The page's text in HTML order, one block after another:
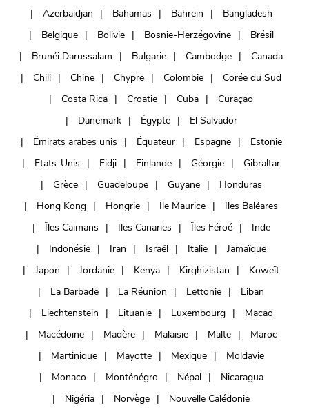
Azerbaïdjan
Bahamas Bahreïn
Bangladesh
Belgique
Bolivie Bosnie-Herzégovine
Brésil
Brunéi Darussalam
Bulgarie Cambodge
Canada
Chili
Chine Chypre Colombie
Corée du Sud
Costa Rica
Croatie Cuba
Curaçao
Danemark
Égypte
El Salvador
Émirats arabes unis
Équateur Espagne
Estonie
Etats-Unis
Fidji Finlande Géorgie
Gibraltar
Grèce
Guadeloupe Guyane
Honduras
Hong Kong
Hongrie Ile Maurice
Iles Baléares
Îles Caïmans
Iles Canaries Îles Féroé
Inde
Indonésie
Iran Israël Italie
Jamaïque
Japon
Jordanie Kenya Kirghizistan
Koweït
La Barbade
La Réunion Lettonie
Liban
Liechtenstein
Lituanie Luxembourg
Macao
Macédoine
Madère Malaisie Malte
Maroc
Martinique
Mayotte Mexique
Moldavie
Monaco
Monténégro Népal
Nicaragua
Nigéria
Norvège
Nouvelle Calédonie